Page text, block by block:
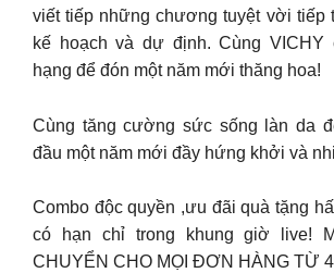
viết tiếp những chương tuyệt vời tiếp
kế hoạch và dự định. Cùng VICHY
hạng để đón một năm mới thăng hoa!
Cùng tăng cường sức sống làn da
đầu một năm mới đầy hứng khởi và
Combo độc quyền ,ưu đãi quà tặng
có hạn chỉ trong khung giờ live!
CHUYỂN CHO MỌI ĐƠN HÀNG TỪ